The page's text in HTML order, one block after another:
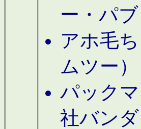
ー・パ
アホ毛
ムツー）
パック
社バン